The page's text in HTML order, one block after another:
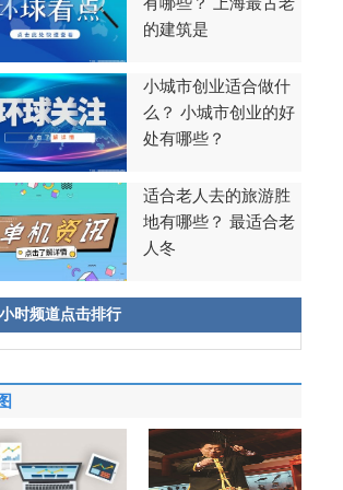
的建筑是
小城市创业适合做什
么？ 小城市创业的好
处有哪些？
适合老人去的旅游胜
地有哪些？ 最适合老
人冬
时频道点击排行